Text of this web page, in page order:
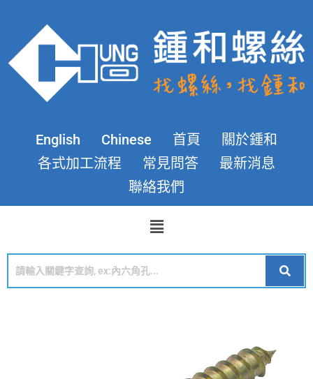
English Chinese 首頁
關於鍾和
各式加工流程
常見問答
最新消息
聯絡我們